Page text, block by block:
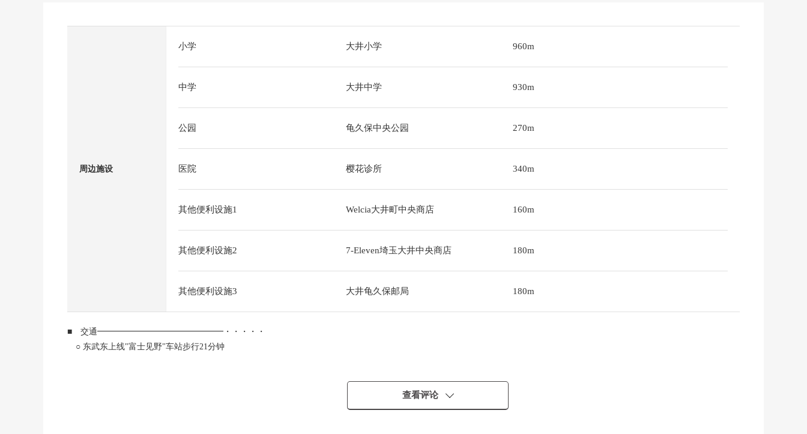
周边施设
小学 大井小学 960m
中学 大井中学 930m
公园 龟久保中央公园 270m
医院 樱花诊所 340m
其他便利设施1 Welcia大井町中央商店 160m
其他便利设施2 7-Eleven埼玉大井中央商店 180m
其他便利设施3 大井龟久保邮局 180m
■ 交通━━━━━━━━━━━━━━━・・・・・
○ 东武东上线"富士见野"车站步行21分钟
查看评论